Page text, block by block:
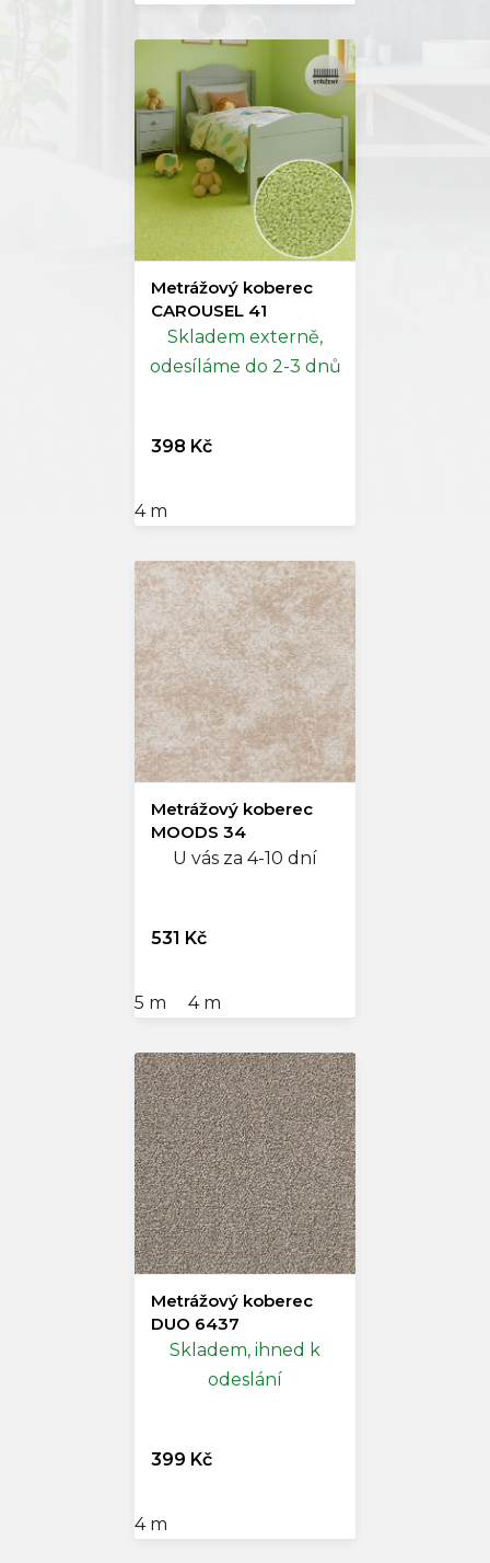
Metrážový koberec
CAROUSEL 41
Skladem externě,
odesíláme do 2-3 dnů
398 Kč
4 m
Metrážový koberec
MOODS 34
U vás za 4-10 dní
531 Kč
5 m 4 m
Metrážový koberec
DUO 6437
Skladem, ihned k
odeslání
399 Kč
4 m